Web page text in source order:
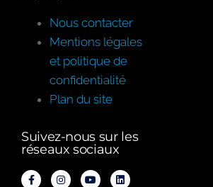
Nous contacter
Mentions légales
et politique de
confidentialité
Plan du site
Suivez-nous sur les
réseaux sociaux